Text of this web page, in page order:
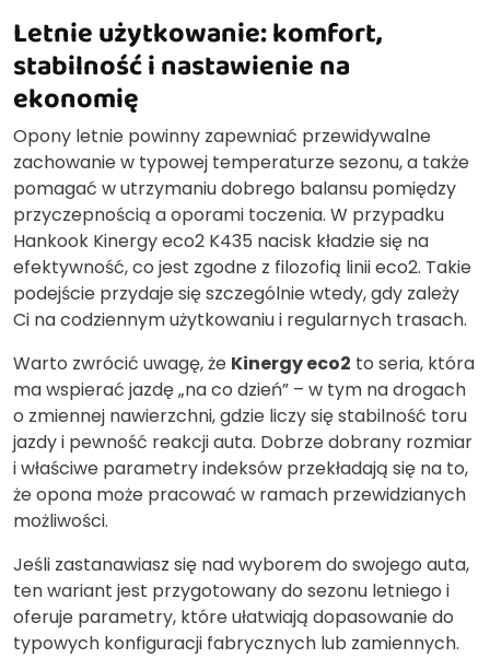
Letnie użytkowanie: komfort,
stabilność i nastawienie na
ekonomię
Opony letnie powinny zapewniać przewidywalne
zachowanie w typowej temperaturze sezonu, a także
pomagać w utrzymaniu dobrego balansu pomiędzy
przyczepnością a oporami toczenia. W przypadku
Hankook Kinergy eco2 K435 nacisk kładzie się na
efektywność, co jest zgodne z filozofią linii eco2. Takie
podejście przydaje się szczególnie wtedy, gdy zależy
Ci na codziennym użytkowaniu i regularnych trasach.
Warto zwrócić uwagę, że Kinergy eco2 to seria, która
ma wspierać jazdę „na co dzień” – w tym na drogach
o zmiennej nawierzchni, gdzie liczy się stabilność toru
jazdy i pewność reakcji auta. Dobrze dobrany rozmiar
i właściwe parametry indeksów przekładają się na to,
że opona może pracować w ramach przewidzianych
możliwości.
Jeśli zastanawiasz się nad wyborem do swojego auta,
ten wariant jest przygotowany do sezonu letniego i
oferuje parametry, które ułatwiają dopasowanie do
typowych konfiguracji fabrycznych lub zamiennych.